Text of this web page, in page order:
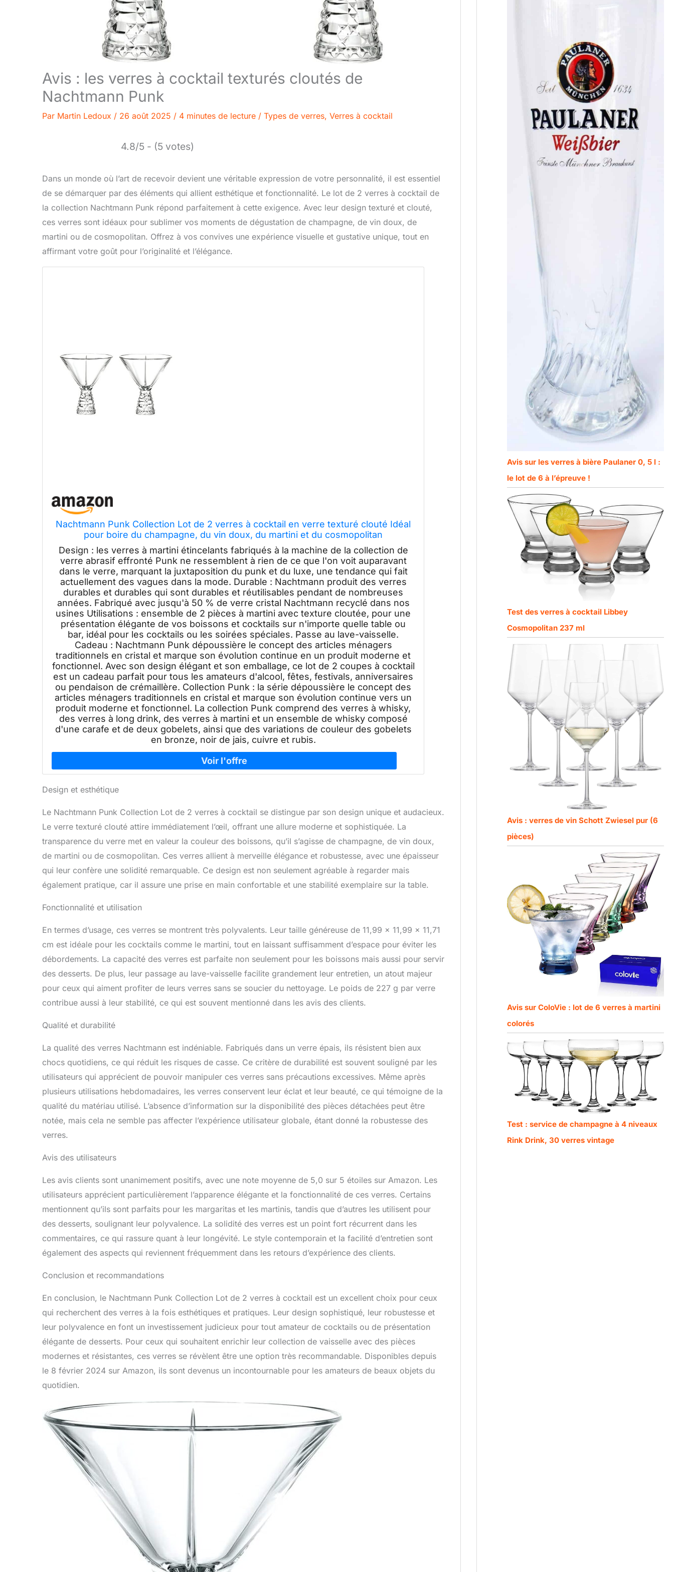
Avis : les verres à cocktail texturés cloutés de
Nachtmann Punk
Par Martin Ledoux / 26 août 2025 / 4 minutes de lecture / Types de verres, Verres à cocktail
4.8/5 - (5 votes)
Dans un monde où l’art de recevoir devient une véritable expression de votre personnalité, il est essentiel
de se démarquer par des éléments qui allient esthétique et fonctionnalité. Le lot de 2 verres à cocktail de
la collection Nachtmann Punk répond parfaitement à cette exigence. Avec leur design texturé et clouté,
ces verres sont idéaux pour sublimer vos moments de dégustation de champagne, de vin doux, de
martini ou de cosmopolitan. Offrez à vos convives une expérience visuelle et gustative unique, tout en
affirmant votre goût pour l’originalité et l’élégance.
Nachtmann Punk Collection Lot de 2 verres à cocktail en verre texturé clouté Idéal
pour boire du champagne, du vin doux, du martini et du cosmopolitan
Design : les verres à martini étincelants fabriqués à la machine de la collection de
verre abrasif effronté Punk ne ressemblent à rien de ce que l'on voit auparavant
dans le verre, marquant la juxtaposition du punk et du luxe, une tendance qui fait
actuellement des vagues dans la mode. Durable : Nachtmann produit des verres
durables et durables qui sont durables et réutilisables pendant de nombreuses
années. Fabriqué avec jusqu'à 50 % de verre cristal Nachtmann recyclé dans nos
usines Utilisations : ensemble de 2 pièces à martini avec texture cloutée, pour une
présentation élégante de vos boissons et cocktails sur n'importe quelle table ou
bar, idéal pour les cocktails ou les soirées spéciales. Passe au lave-vaisselle.
Cadeau : Nachtmann Punk dépoussière le concept des articles ménagers
traditionnels en cristal et marque son évolution continue en un produit moderne et
fonctionnel. Avec son design élégant et son emballage, ce lot de 2 coupes à cocktail
est un cadeau parfait pour tous les amateurs d'alcool, fêtes, festivals, anniversaires
ou pendaison de crémaillère. Collection Punk : la série dépoussière le concept des
articles ménagers traditionnels en cristal et marque son évolution continue vers un
produit moderne et fonctionnel. La collection Punk comprend des verres à whisky,
des verres à long drink, des verres à martini et un ensemble de whisky composé
d'une carafe et de deux gobelets, ainsi que des variations de couleur des gobelets
en bronze, noir de jais, cuivre et rubis.
Design et esthétique
Le Nachtmann Punk Collection Lot de 2 verres à cocktail se distingue par son design unique et audacieux.
Le verre texturé clouté attire immédiatement l’œil, offrant une allure moderne et sophistiquée. La
transparence du verre met en valeur la couleur des boissons, qu’il s’agisse de champagne, de vin doux,
de martini ou de cosmopolitan. Ces verres allient à merveille élégance et robustesse, avec une épaisseur
qui leur confère une solidité remarquable. Ce design est non seulement agréable à regarder mais
également pratique, car il assure une prise en main confortable et une stabilité exemplaire sur la table.
Fonctionnalité et utilisation
En termes d’usage, ces verres se montrent très polyvalents. Leur taille généreuse de 11,99 x 11,99 x 11,71
cm est idéale pour les cocktails comme le martini, tout en laissant suffisamment d’espace pour éviter les
débordements. La capacité des verres est parfaite non seulement pour les boissons mais aussi pour servir
des desserts. De plus, leur passage au lave-vaisselle facilite grandement leur entretien, un atout majeur
pour ceux qui aiment profiter de leurs verres sans se soucier du nettoyage. Le poids de 227 g par verre
contribue aussi à leur stabilité, ce qui est souvent mentionné dans les avis des clients.
Qualité et durabilité
La qualité des verres Nachtmann est indéniable. Fabriqués dans un verre épais, ils résistent bien aux
chocs quotidiens, ce qui réduit les risques de casse. Ce critère de durabilité est souvent souligné par les
utilisateurs qui apprécient de pouvoir manipuler ces verres sans précautions excessives. Même après
plusieurs utilisations hebdomadaires, les verres conservent leur éclat et leur beauté, ce qui témoigne de la
qualité du matériau utilisé. L’absence d’information sur la disponibilité des pièces détachées peut être
notée, mais cela ne semble pas affecter l’expérience utilisateur globale, étant donné la robustesse des
verres.
Avis des utilisateurs
Les avis clients sont unanimement positifs, avec une note moyenne de 5,0 sur 5 étoiles sur Amazon. Les
utilisateurs apprécient particulièrement l’apparence élégante et la fonctionnalité de ces verres. Certains
mentionnent qu’ils sont parfaits pour les margaritas et les martinis, tandis que d’autres les utilisent pour
des desserts, soulignant leur polyvalence. La solidité des verres est un point fort récurrent dans les
commentaires, ce qui rassure quant à leur longévité. Le style contemporain et la facilité d’entretien sont
également des aspects qui reviennent fréquemment dans les retours d’expérience des clients.
Conclusion et recommandations
En conclusion, le Nachtmann Punk Collection Lot de 2 verres à cocktail est un excellent choix pour ceux
qui recherchent des verres à la fois esthétiques et pratiques. Leur design sophistiqué, leur robustesse et
leur polyvalence en font un investissement judicieux pour tout amateur de cocktails ou de présentation
élégante de desserts. Pour ceux qui souhaitent enrichir leur collection de vaisselle avec des pièces
modernes et résistantes, ces verres se révèlent être une option très recommandable. Disponibles depuis
le 8 février 2024 sur Amazon, ils sont devenus un incontournable pour les amateurs de beaux objets du
quotidien.
Avis sur les verres à bière Paulaner 0, 5 l :
le lot de 6 à l’épreuve !
Test des verres à cocktail Libbey
Cosmopolitan 237 ml
Avis : verres de vin Schott Zwiesel pur (6
pièces)
Avis sur ColoVie : lot de 6 verres à martini
colorés
Test : service de champagne à 4 niveaux
Rink Drink, 30 verres vintage